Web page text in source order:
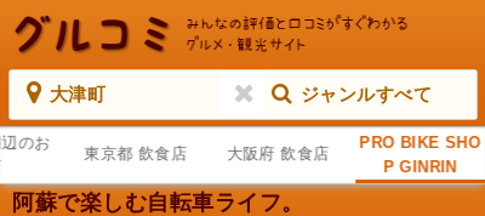
大津町 ジャンルすべて
のお
東京都 飲食店 大阪府 飲食店
PRO BIKE SHO
P GINRIN
阿蘇で楽しむ自転車ライフ。